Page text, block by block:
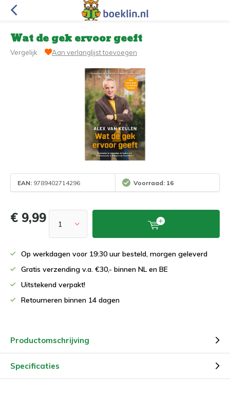
Wat de gek ervoor geeft
Vergelijk Aan verlanglijst toevoegen
EAN: 9789402714296 Voorraad: 16
€ 9,99
Op werkdagen voor 19:30 uur besteld, morgen geleverd
Gratis verzending v.a. €30,- binnen NL en BE
Uitstekend verpakt!
Retourneren binnen 14 dagen
Productomschrijving
Specificaties